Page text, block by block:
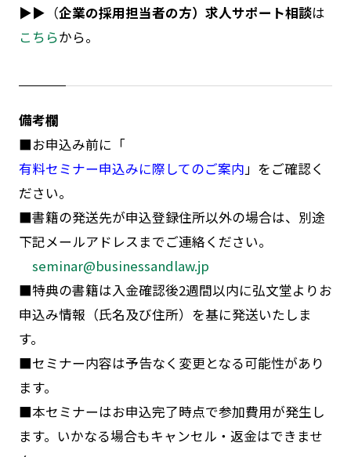
▶▶（企業の採用担当者の方）求人サポート相談は
こちらから。
備考欄
■お申込み前に「
有料セミナー申込みに際してのご案内」をご確認く
ださい。
■書籍の発送先が申込登録住所以外の場合は、別途
下記メールアドレスまでご連絡ください。
seminar@businessandlaw.jp
■特典の書籍は入金確認後2週間以内に弘文堂よりお
申込み情報（氏名及び住所）を基に発送いたしま
す。
■セミナー内容は予告なく変更となる可能性があり
ます。
■本セミナーはお申込完了時点で参加費用が発生し
ます。いかなる場合もキャンセル・返金はできませ